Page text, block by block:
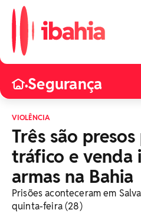
•Segurança
VIOLÊNCIA
Três são
tráfico e venda
armas na Bahia
Prisões aconteceram em
quinta-feira (28)